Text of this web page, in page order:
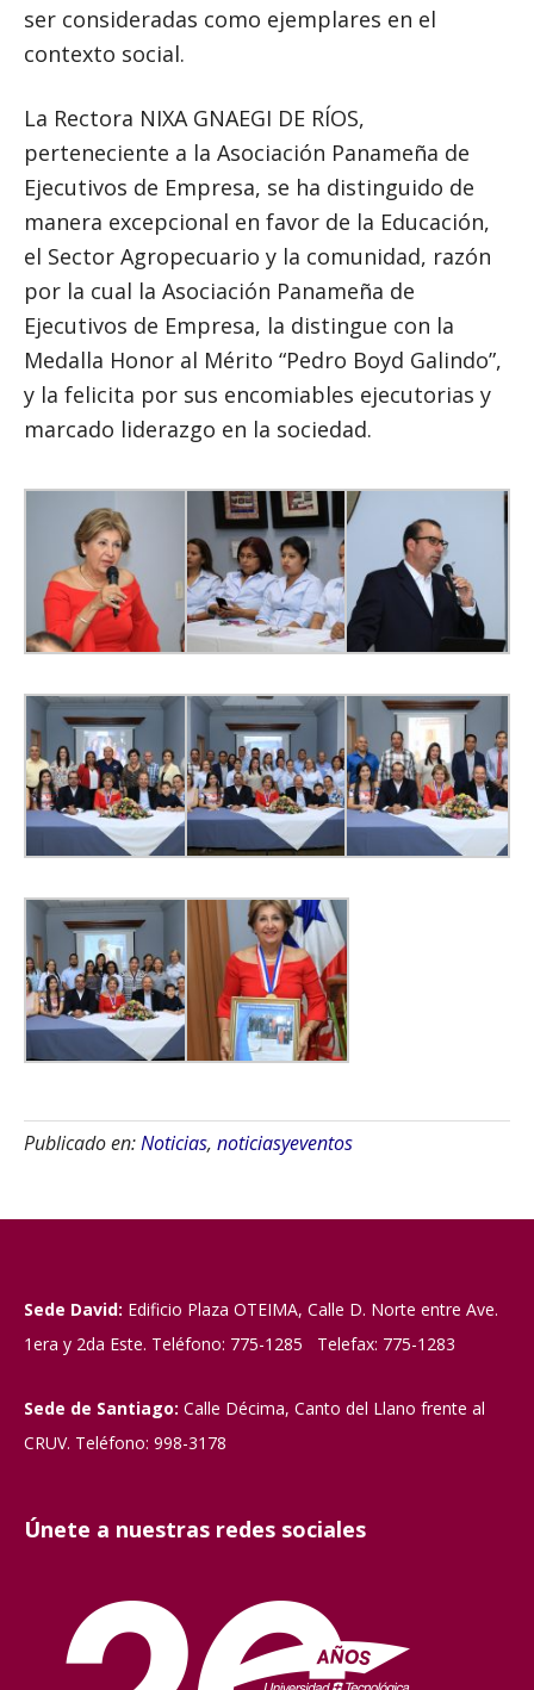
ser consideradas como ejemplares en el
contexto social.
La Rectora NIXA GNAEGI DE RÍOS,
perteneciente a la Asociación Panameña de
Ejecutivos de Empresa, se ha distinguido de
manera excepcional en favor de la Educación,
el Sector Agropecuario y la comunidad, razón
por la cual la Asociación Panameña de
Ejecutivos de Empresa, la distingue con la
Medalla Honor al Mérito “Pedro Boyd Galindo”,
y la felicita por sus encomiables ejecutorias y
marcado liderazgo en la sociedad.
Publicado en:Noticias, noticiasyeventos
Sede David: Edificio Plaza OTEIMA, Calle D. Norte entre Ave.
1era y 2da Este. Teléfono: 775-1285 Telefax: 775-1283
Sede de Santiago: Calle Décima, Canto del Llano frente al
CRUV. Teléfono: 998-3178
Únete a nuestras redes sociales